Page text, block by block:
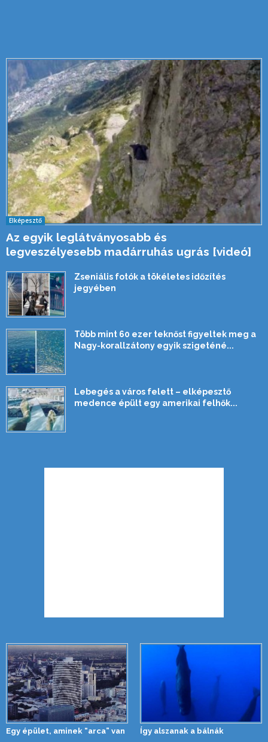
Elképesztő
Az egyik leglátványosabb és
legveszélyesebb madárruhás ugrás [videó]
Zseniális fotók a tökéletes időzítés
jegyében
Több mint 60 ezer teknőst figyeltek meg a
Nagy-korallzátony egyik szigeténé...
Lebegés a város felett – elképesztő
medence épült egy amerikai felhők...
Egy épület, aminek “arca” van Így alszanak a bálnák